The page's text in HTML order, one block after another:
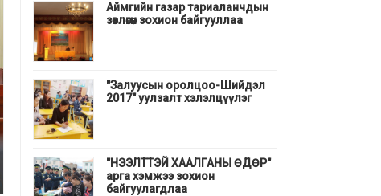
Аймгийн газар тариаланчдын
зөвлөгөөн зохион байгууллаа
"Залуусын оролцоо-Шийдэл
2017" уулзалт хэлэлцүүлэг
"НЭЭЛТТЭЙ ХААЛГАНЫ ӨДӨР"
арга хэмжээ зохион
байгуулагдлаа